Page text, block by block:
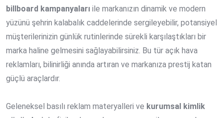
billboard kampanyaları ile markanızın dinamik ve modern
yüzünü şehrin kalabalık caddelerinde sergileyebilir, potansiyel
müşterilerinizin günlük rutinlerinde sürekli karşılaştıkları bir
marka haline gelmesini sağlayabilirsiniz. Bu tür açık hava
reklamları, bilinirliği anında artıran ve markanıza prestij katan
güçlü araçlardır.
Geleneksel basılı reklam materyalleri ve kurumsal kimlik